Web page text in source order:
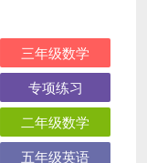
三年级数学
专项练习
二年级数学
五年级英语